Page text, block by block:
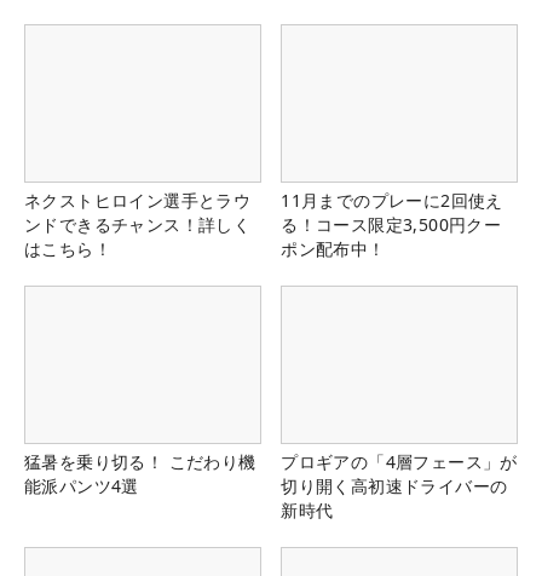
ネクストヒロイン選手とラウ
ンドできるチャンス！詳しく
はこちら！
11月までのプレーに2回使え
る！コース限定3,500円クー
ポン配布中！
猛暑を乗り切る！ こだわり機
能派パンツ4選
プロギアの「4層フェース」が
切り開く高初速ドライバーの
新時代